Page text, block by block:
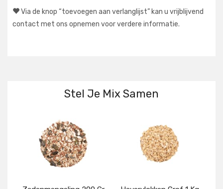
Via de knop “toevoegen aan verlanglijst” kan u vrijblijvend
contact met ons opnemen voor verdere informatie.
Stel Je Mix Samen